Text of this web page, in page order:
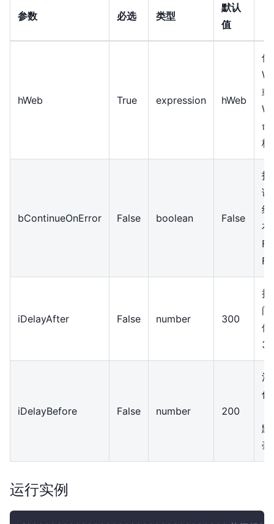
参数 必选 类型
默认
值
hWeb True expression hWeb
使
或
命
柄
bContinueOnError False boolean False
指
误
继
布
iDelayAfter False number 300
执
位
iDelayBefore False number 200
活
作
默
毫
运行实例